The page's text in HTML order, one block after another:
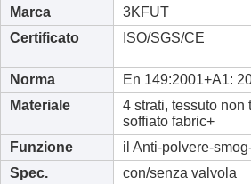
Marca
3KFUT
Certificato
ISO/SGS/CE
Norma
En 149:2001+A1:
Materiale
4 strati, tessuto
soffiato fabric+
Funzione
il Anti-polvere-
Spec.
con/senza valvola